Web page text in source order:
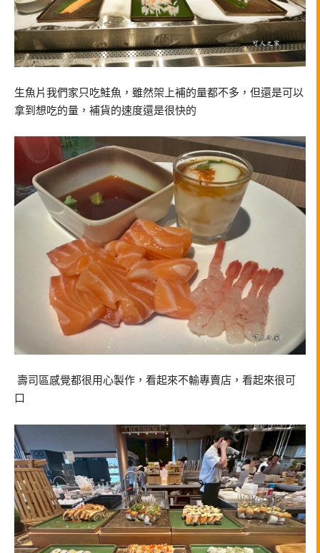
生魚片我們家只吃鮭魚，雖然架上補的量都不多，但還是可以
拿到想吃的量，補貨的速度還是很快的
壽司區感覺都很用心製作，看起來不輸專賣店，看起來很可
口